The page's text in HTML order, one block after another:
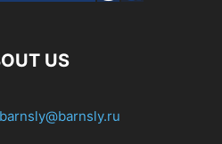
US
barnsly@barnsly.ru